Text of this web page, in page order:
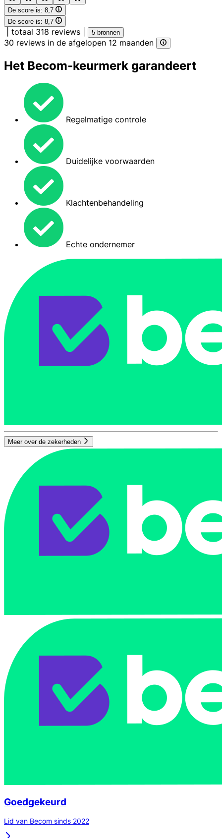
De score is: 8,7
De score is: 8,7
totaal 318 reviews 5 bronnen
30 reviews in de afgelopen 12 maanden
Het Becom-keurmerk garandeert
Regelmatige controle
Duidelijke voorwaarden
Klachtenbehandeling
Echte ondernemer
Meer over de zekerheden
Goedgekeurd
Lid van Becom sinds 2022